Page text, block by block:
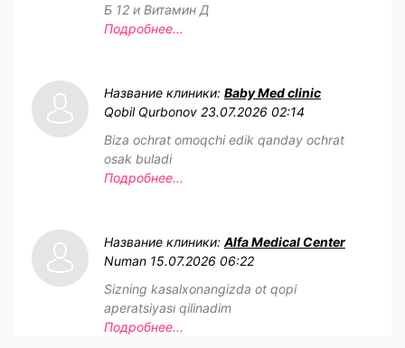
Б 12 и Витамин Д
Подробнее...
Название клиники: Baby Med clinic
Qobil Qurbonov 23.07.2026 02:14
Biza ochrat omoqchi edik qanday ochrat
osak buladi
Подробнее...
Название клиники:Alfa Medical Center
Numan 15.07.2026 06:22
Sizning kasalxonangizda ot qopi
aperatsiyası qilinadim
Подробнее...